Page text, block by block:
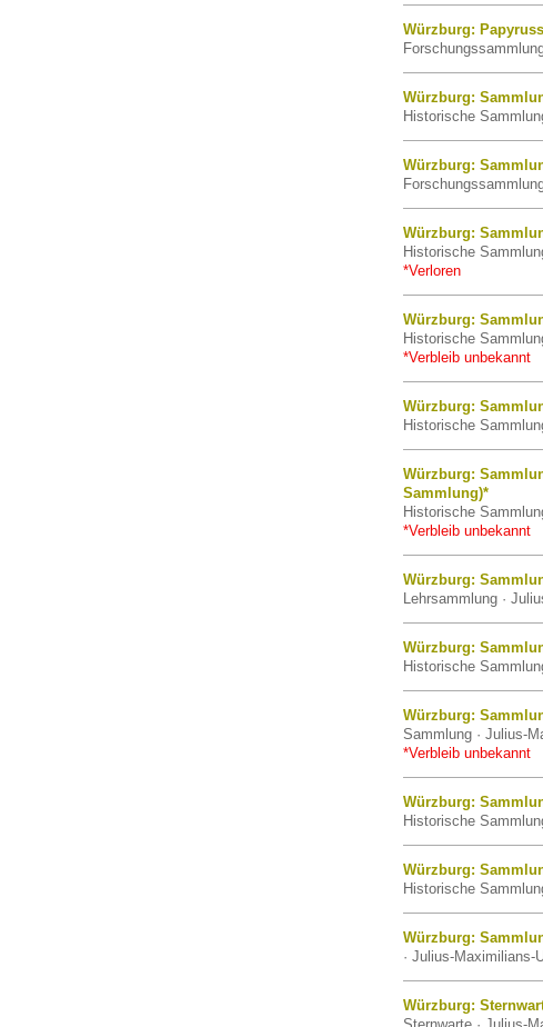
Würzburg:
Würzburg:
Historische
Würzburg:
Würzburg:
Historische
*Verloren
Würzburg:
Historische
*Verbleib unbekannt
Würzburg:
Historische
Würzburg:
Sammlung)*
Historische
*Verbleib unbekannt
Würzburg:
Lehrsammlung ·
Würzburg:
Historische
Würzburg:
Sammlung · Julius-
*Verbleib unbekannt
Würzburg:
Historische
Würzburg:
Historische
Würzburg:
· Julius-Maximilians-
Würzburg: